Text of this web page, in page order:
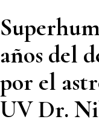
años del
por el
UV Dr.